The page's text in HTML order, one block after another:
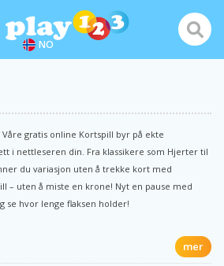
NO
gratis online Kortspill byr på ekte
i nettleseren din. Fra klassikere som Hjerter til
du variasjon uten å trekke kort med
– uten å miste en krone! Nyt en pause med
se hvor lenge flaksen holder!
mer